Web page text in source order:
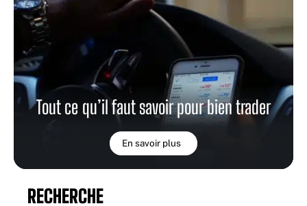
Tout ce qu’il faut savoir pour bien trader
En savoir plus
RECHERCHE